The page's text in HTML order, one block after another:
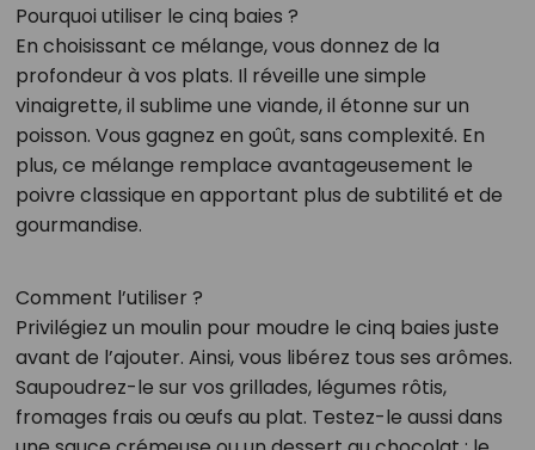
Pourquoi utiliser le cinq baies ?
En choisissant ce mélange, vous donnez de la
profondeur à vos plats. Il réveille une simple
vinaigrette, il sublime une viande, il étonne sur un
poisson. Vous gagnez en goût, sans complexité. En
plus, ce mélange remplace avantageusement le
poivre classique en apportant plus de subtilité et de
gourmandise.
Comment l’utiliser ?
Privilégiez un moulin pour moudre le cinq baies juste
avant de l’ajouter. Ainsi, vous libérez tous ses arômes.
Saupoudrez-le sur vos grillades, légumes rôtis,
fromages frais ou œufs au plat. Testez-le aussi dans